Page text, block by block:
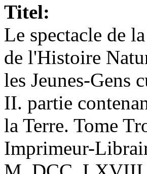
Titel:
Le spectacle de
de l'Histoire
les Jeunes-Gens
II. partie
la Terre. Tome
Imprimeur-